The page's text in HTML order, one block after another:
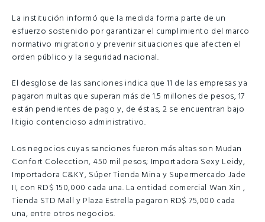
La institución informó que la medida forma parte de un
esfuerzo sostenido por garantizar el cumplimiento del marco
normativo migratorio y prevenir situaciones que afecten el
orden público y la seguridad nacional.
El desglose de las sanciones indica que 11 de las empresas ya
pagaron multas que superan más de 1.5 millones de pesos, 17
están pendientes de pago y, de éstas, 2 se encuentran bajo
litigio contencioso administrativo.
Los negocios cuyas sanciones fueron más altas son Mudan
Confort Colecction, 450 mil pesos; Importadora Sexy Leidy,
Importadora C&KY, Súper Tienda Mina y Supermercado Jade
II, con RD$ 150,000 cada una. La entidad comercial Wan Xin ,
Tienda STD Mall y Plaza Estrella pagaron RD$ 75,000 cada
una, entre otros negocios.